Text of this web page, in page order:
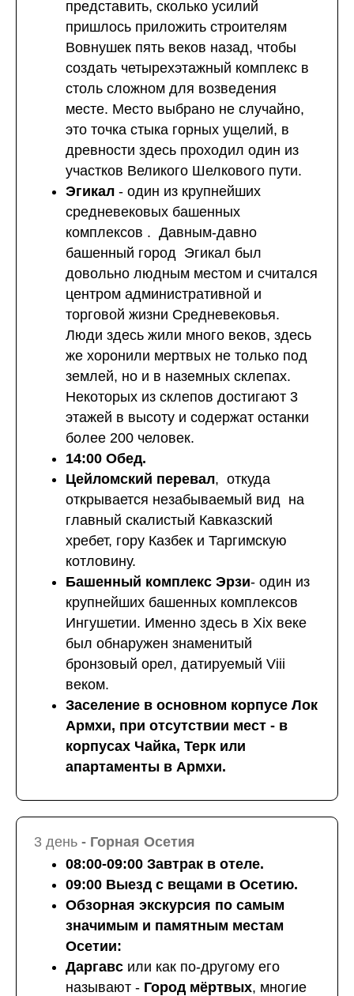
представить, сколько усилий
пришлось приложить строителям
Вовнушек пять веков назад, чтобы
создать четырехэтажный комплекс в
столь сложном для возведения
месте. Место выбрано не случайно,
это точка стыка горных ущелий, в
древности здесь проходил один из
участков Великого Шелкового пути.
Эгикал - один из крупнейших
средневековых башенных
комплексов . Давным-давно
башенный город Эгикал был
довольно людным местом и считался
центром административной и
торговой жизни Средневековья.
Люди здесь жили много веков, здесь
же хоронили мертвых не только под
землей, но и в наземных склепах.
Некоторых из склепов достигают 3
этажей в высоту и содержат останки
более 200 человек.
14:00 Обед.
Цейломский перевал, откуда
открывается незабываемый вид на
главный скалистый Кавказский
хребет, гору Казбек и Таргимскую
котловину.
Башенный комплекс Эрзи- один из
крупнейших башенных комплексов
Ингушетии. Именно здесь в Xix веке
был обнаружен знаменитый
бронзовый орел, датируемый Viii
веком.
Заселение в основном корпусе Лок
Армхи, при отсутствии мест - в
корпусах Чайка, Терк или
апартаменты в Армхи.
3 день - Горная Осетия
08:00-09:00 Завтрак в отеле.
09:00 Выезд с вещами в Осетию.
Обзорная экскурсия по самым
значимым и памятным местам
Осетии:
Даргавс или как по-другому его
называют - Город мёртвых, многие